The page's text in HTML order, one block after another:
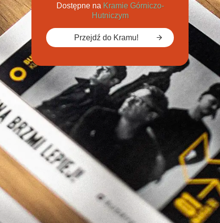
Dostępne na Kramie Górniczo-
Hutniczym
Przejdź do Kramu!